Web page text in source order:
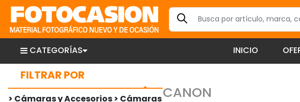
CATEGORÍAS INICIO
FILTRAR POR
> Cámaras y Accesorios > CámarasCANON